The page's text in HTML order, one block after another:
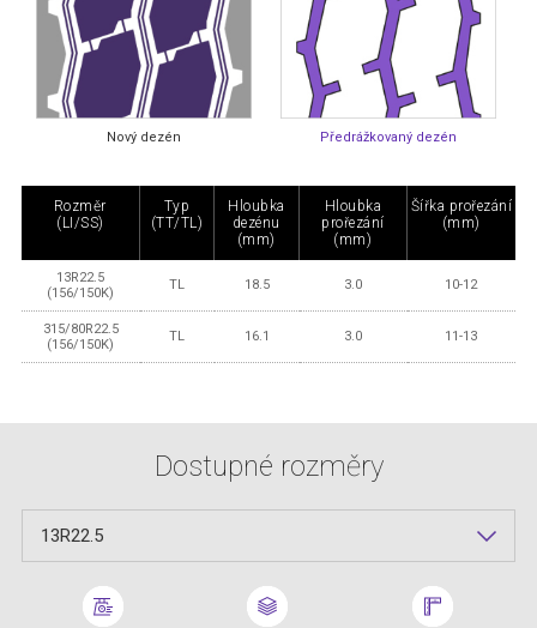
Nový dezén Předrážkovaný dezén
Rozměr
(LI/SS)
Typ
(TT/TL)
Hloubka
dezénu
(mm)
Hloubka
prořezání
(mm)
Šířka prořezání
(mm)
13R22.5
(156/150K)
TL 18.5 3.0 10-12
315/80R22.5
(156/150K)
TL 16.1 3.0 11-13
Dostupné rozměry
13R22.5